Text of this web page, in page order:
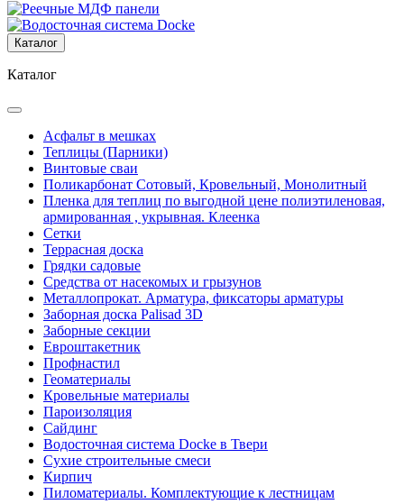
Каталог
Каталог
Асфальт в мешках
Теплицы (Парники)
Винтовые сваи
Поликарбонат Сотовый, Кровельный, Монолитный
Пленка для теплиц по выгодной цене полиэтиленовая,
армированная , укрывная. Клеенка
Сетки
Террасная доска
Грядки садовые
Средства от насекомых и грызунов
Металлопрокат. Арматура, фиксаторы арматуры
Заборная доска Palisad 3D
Заборные секции
Евроштакетник
Профнастил
Геоматериалы
Кровельные материалы
Пароизоляция
Сайдинг
Водосточная система Docke в Твери
Сухие строительные смеси
Кирпич
Пиломатериалы. Комплектующие к лестницам